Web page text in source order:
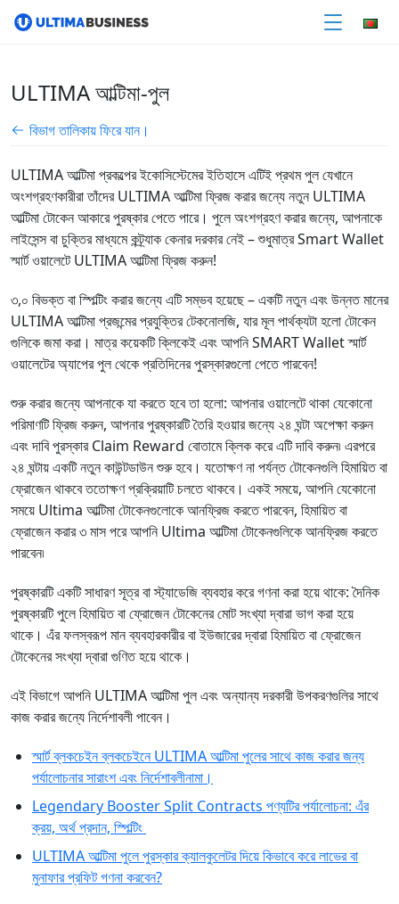
ULTIMA আল্টিমা-পুল
বিভাগ তালিকায় ফিরে যান।
ULTIMA আল্টিমা প্রকল্পের ইকোসিস্টেমের ইতিহাসে এটিই প্রথম পুল যেখানে
অংশগ্রহণকারীরা তাঁদের ULTIMA আল্টিমা ফ্রিজ করার জন্যে নতুন ULTIMA
আল্টিমা টোকেন আকারে পুরষ্কার পেতে পারে। পুলে অংশগ্রহণ করার জন্যে, আপনাকে
লাইসেন্স বা চুক্তির মাধ্যমে কন্ট্র্যাক কেনার দরকার নেই – শুধুমাত্র Smart Wallet
স্মার্ট ওয়ালেটে ULTIMA আল্টিমা ফ্রিজ করুন!
৩,০ বিভক্ত বা স্পিল্টিং করার জন্যে এটি সম্ভব হয়েছে – একটি নতুন এবং উন্নত মানের
ULTIMA আল্টিমা প্রজন্মের প্রযুক্তির টেকনোলজি, যার মূল পার্থক্যটা হলো টোকেন
গুলিকে জমা করা। মাত্র কয়েকটি ক্লিকেই এবং আপনি SMART Wallet স্মার্ট
ওয়ালেটের অ্যাপের পুল থেকে প্রতিদিনের পুরস্কারগুলো পেতে পারবেন!
শুরু করার জন্যে আপনাকে যা করতে হবে তা হলো: আপনার ওয়ালেটে থাকা যেকোনো
পরিমাণটি ফ্রিজ করুন, আপনার পুরষ্কারটি তৈরি হওয়ার জন্যে ২৪ ঘন্টা অপেক্ষা করুন
এবং দাবি পুরস্কার Claim Reward বোতামে ক্লিক করে এটি দাবি করুন৷ এরপরে
২৪ ঘন্টায় একটি নতুন কাউন্টডাউন শুরু হবে। যতোক্ষণ না পর্যন্ত টোকেনগুলি হিমায়িত বা
ফ্রোজেন থাকবে ততোক্ষণ প্রক্রিয়াটি চলতে থাকবে। একই সময়ে, আপনি যেকোনো
সময়ে Ultima আল্টিমা টোকেনগুলোকে আনফ্রিজ করতে পারবেন, হিমায়িত বা
ফ্রোজেন করার ৩ মাস পরে আপনি Ultima আল্টিমা টোকেনগুলিকে আনফ্রিজ করতে
পারবেন৷
পুরষ্কারটি একটি সাধারণ সূত্র বা স্ট্যাডেজি ব্যবহার করে গণনা করা হয়ে থাকে: দৈনিক
পুরষ্কারটি পুলে হিমায়িত বা ফ্রোজেন টোকেনের মোট সংখ্যা দ্বারা ভাগ করা হয়ে
থাকে। এঁর ফলস্বরূপ মান ব্যবহারকারীর বা ইউজারের দ্বারা হিমায়িত বা ফ্রোজেন
টোকেনের সংখ্যা দ্বারা গুণিত হয়ে থাকে।
এই বিভাগে আপনি ULTIMA আল্টিমা পুল এবং অন্যান্য দরকারী উপকরণগুলির সাথে
কাজ করার জন্যে নির্দেশাবলী পাবেন।
স্মার্ট ব্লকচেইন ব্লকচেইনে ULTIMA আল্টিমা পুলের সাথে কাজ করার জন্য
পর্যালোচনার সারাংশ এবং নির্দেশাবলীনামা।
Legendary Booster Split Contracts পণ্যটির পর্যালোচনা: এঁর
ক্রয়, অর্থ প্রদান, স্পিল্টিং
ULTIMA আল্টিমা পুলে পুরস্কার ক্যালকুলেটর দিয়ে কিভাবে করে লাভের বা
মুনাফার প্রফিট গণনা করবেন?